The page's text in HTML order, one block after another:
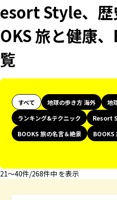
esort Style、歴
OKS 旅と健康
覧
すべて 地球の歩き方 海外 地
ランキング&テクニック
Resort
BOOKS 旅の名言＆絶景
BOOKS
21〜40件/268件中 を表示